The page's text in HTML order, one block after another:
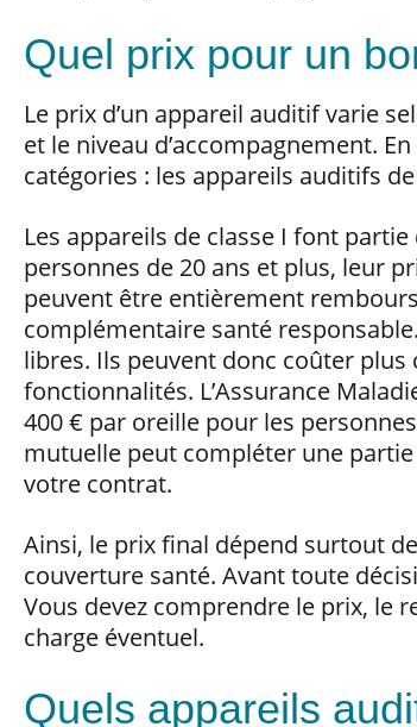
Quel prix pour un
Le prix d’un appareil auditif varie
et le niveau d’accompagnement.
catégories : les appareils auditifs
Les appareils de classe I font partie
personnes de 20 ans et plus, leur
peuvent être entièrement
complémentaire santé
libres. Ils peuvent donc coûter plus
fonctionnalités. L’Assurance
400 € par oreille pour les
mutuelle peut compléter une
votre contrat.
Ainsi, le prix final dépend surtout
couverture santé. Avant toute
Vous devez comprendre le prix, le
charge éventuel.
Quels appareils